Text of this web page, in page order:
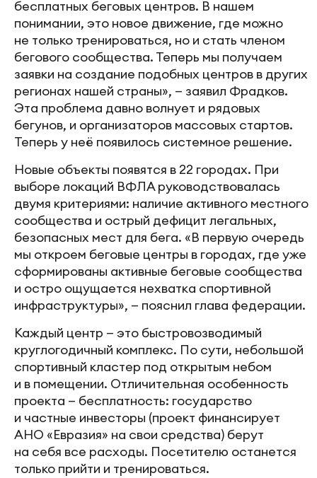
бесплатных беговых центров. В нашем
понимании, это новое движение, где можно
не только тренироваться, но и стать членом
бегового сообщества. Теперь мы получаем
заявки на создание подобных центров в других
регионах нашей страны», — заявил Фрадков.
Эта проблема давно волнует и рядовых
бегунов, и организаторов массовых стартов.
Теперь у неё появилось системное решение.
Новые объекты появятся в 22 городах. При
выборе локаций ВФЛА руководствовалась
двумя критериями: наличие активного местного
сообщества и острый дефицит легальных,
безопасных мест для бега. «В первую очередь
мы откроем беговые центры в городах, где уже
сформированы активные беговые сообщества
и остро ощущается нехватка спортивной
инфраструктуры», — пояснил глава федерации.
Каждый центр — это быстровозводимый
круглогодичный комплекс. По сути, небольшой
спортивный кластер под открытым небом
и в помещении. Отличительная особенность
проекта — бесплатность: государство
и частные инвесторы (проект финансирует
АНО «Евразия» на свои средства) берут
на себя все расходы. Посетителю останется
только прийти и тренироваться.